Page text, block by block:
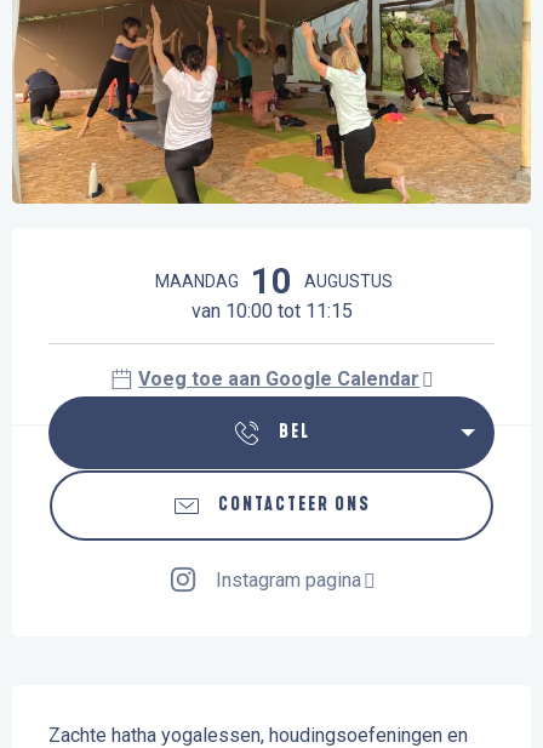
MAANDAG 10 AUGUSTUS
van 10:00 tot 11:15
Voeg toe aan Google Calendar
BEL
CONTACTEER ONS
Instagram pagina
Zachte hatha yogalessen, houdingsoefeningen en